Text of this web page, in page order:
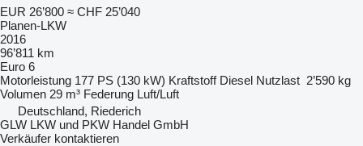
EUR 26’800 ≈ CHF 25’040
Planen-LKW
2016
96’811 km
Euro 6
Motorleistung 177 PS (130 kW) Kraftstoff Diesel Nutzlast 2’590 kg
Volumen 29 m³ Federung Luft/Luft
Deutschland, Riederich
GLW LKW und PKW Handel GmbH
Verkäufer kontaktieren